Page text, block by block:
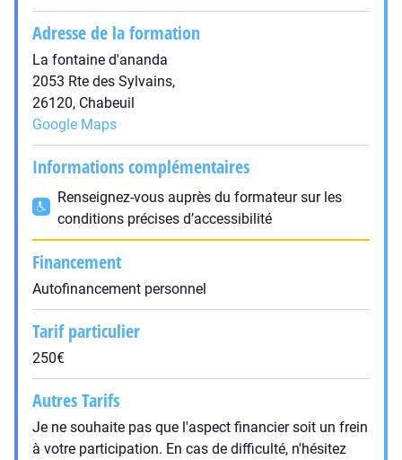
Adresse de la formation
La fontaine d'ananda
2053 Rte des Sylvains,
26120, Chabeuil
Google Maps
Informations complémentaires
Renseignez-vous auprès du formateur sur les
conditions précises d’accessibilité
Financement
Autofinancement personnel
Tarif particulier
250€
Autres Tarifs
Je ne souhaite pas que l'aspect financier soit un frein
à votre participation. En cas de difficulté, n'hésitez